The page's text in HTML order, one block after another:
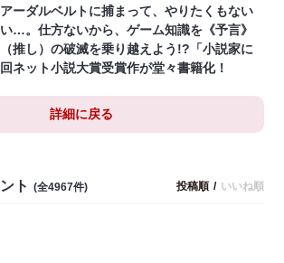
ーダルベルトに捕まって、やりたくもない
…。仕方ないから、ゲーム知識を《予言》
推し）の破滅を乗り越えよう!?「小説家に
ネット小説大賞受賞作が堂々書籍化！
詳細に戻る
ト (全4967件) 投稿順 / いいね順